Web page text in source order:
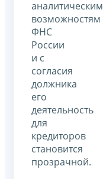
аналитическим
возможностям
ФНС
России
и с
согласия
должника
его
деятельность
для
кредиторов
становится
прозрачной.